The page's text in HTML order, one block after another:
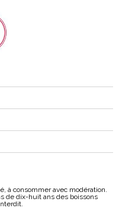
à consommer avec modération.
de dix-huit ans des boissons